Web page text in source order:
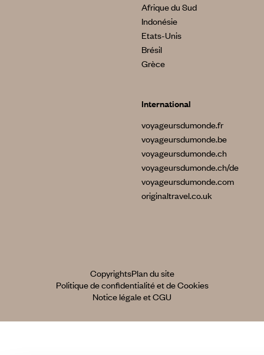
Afrique du Sud
Indonésie
Etats-Unis
Brésil
Grèce
International
voyageursdumonde.fr
voyageursdumonde.be
voyageursdumonde.ch
voyageursdumonde.ch/de
voyageursdumonde.com
originaltravel.co.uk
CopyrightsPlan du site
Politique de confidentialité et de Cookies
Notice légale et CGU